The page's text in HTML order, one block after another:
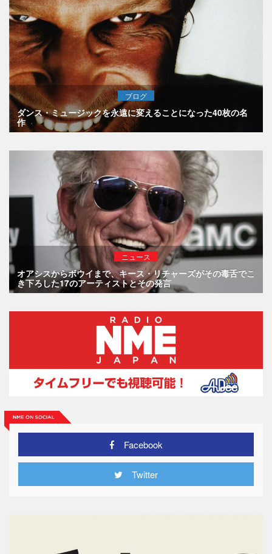
ブログ
ダンス・ミュージックを永遠に変えることになった40枚の名
作
ニュース
オアシスからボウイまで、キース・リチャーズがその毒舌でこ
き下ろした17のアーティストとその発言
Facebook
Twitter